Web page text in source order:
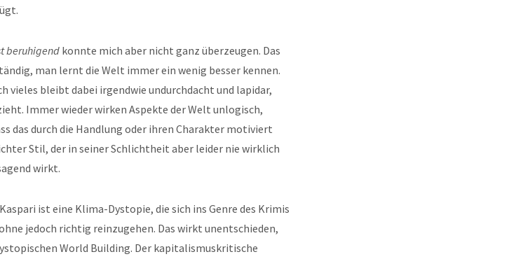
beruhigendkonnte mich aber nicht ganz überzeugen. Das
man lernt die Welt immer ein wenig besser kennen.
vieles bleibt dabei irgendwie undurchdacht und lapidar,
Immer wieder wirken Aspekte der Welt unlogisch,
das durch die Handlung oder ihren Charakter motiviert
Stil, der in seiner Schlichtheit aber leider nie wirklich
wirkt.
ist eine Klima-Dystopie, die sich ins Genre des Krimis
jedoch richtig reinzugehen. Das wirkt unentschieden,
World Building. Der kapitalismuskritische